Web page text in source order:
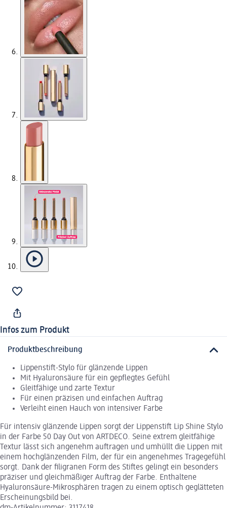
Infos zum Produkt
Produktbeschreibung
Lippenstift-Stylo für glänzende Lippen
Mit Hyaluronsäure für ein gepflegtes Gefühl
Gleitfähige und zarte Textur
Für einen präzisen und einfachen Auftrag
Verleiht einen Hauch von intensiver Farbe
Für intensiv glänzende Lippen sorgt der Lippenstift Lip Shine Stylo
in der Farbe 50 Day Out von ARTDECO. Seine extrem gleitfähige
Textur lässt sich angenehm auftragen und umhüllt die Lippen mit
einem hochglänzenden Film, der für ein angenehmes Tragegefühl
sorgt. Dank der filigranen Form des Stiftes gelingt ein besonders
präziser und gleichmäßiger Auftrag der Farbe. Enthaltene
Hyaluronsäure-Mikrosphären tragen zu einem optisch geglätteten
Erscheinungsbild bei.